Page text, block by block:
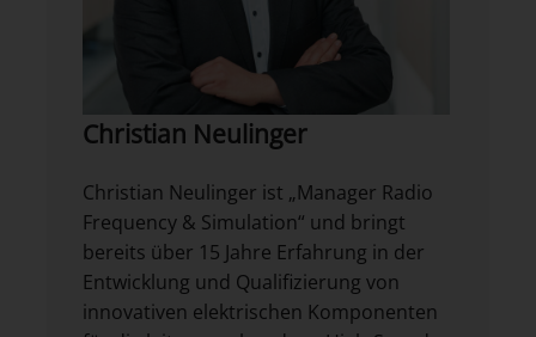
Christian Neulinger
Christian Neulinger ist „Manager Radio
Frequency & Simulation“ und bringt
bereits über 15 Jahre Erfahrung in der
Entwicklung und Qualifizierung von
innovativen elektrischen Komponenten